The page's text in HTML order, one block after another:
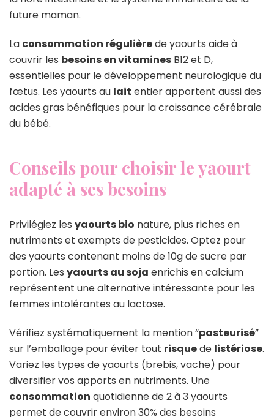
future maman.
La consommation régulièrede yaourts aide à
couvrir les besoins en vitamines B12 et D,
essentielles pour le développement neurologique du
fœtus. Les yaourts au lait entier apportent aussi des
acides gras bénéfiques pour la croissance cérébrale
du bébé.
Conseils pour choisir le yaourt
adapté à ses besoins
Privilégiez les yaourts bio nature, plus riches en
nutriments et exempts de pesticides. Optez pour
des yaourts contenant moins de 10g de sucre par
portion. Les yaourts au soja enrichis en calcium
représentent une alternative intéressante pour les
femmes intolérantes au lactose.
Vérifiez systématiquement la mention “pasteurisé”
sur l’emballage pour éviter tout risquede listériose.
Variez les types de yaourts (brebis, vache) pour
diversifier vos apports en nutriments. Une
consommation quotidienne de 2 à 3 yaourts
permet de couvrir environ 30% des besoins